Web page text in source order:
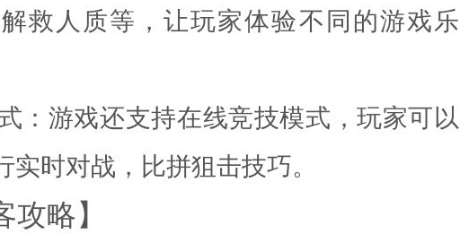
救人质等，让玩家体验不同的游戏乐
：游戏还支持在线竞技模式，玩家可以
时对战，比拼狙击技巧。
攻略】